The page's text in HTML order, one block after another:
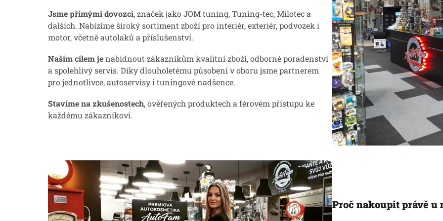
Jsme přímými dovozci, značek jako JOM tuning, Tuning-tec, Milotec a
dalších. Nabízíme široký sortiment zboží pro interiér, exteriér, podvozek i
motor, včetně autolaků a příslušenství.
Naším cílem jenabídnout zákazníkům kvalitní zboží, odborné poradenství
a spolehlivý servis. Díky dlouholetému působení v oboru jsme partnerem
pro jednotlivce, autoservisy i tuningové nadšence.
Stavíme na zkušenostech, ověřených produktech a férovém přístupu ke
každému zákazníkovi.
Proč nakoupit právě u